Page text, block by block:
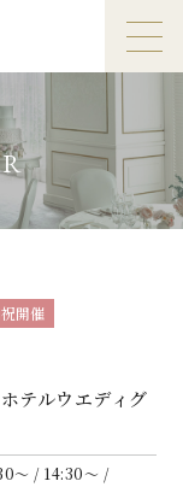
開催
テルウエディグ
〜 / 14:30〜 /